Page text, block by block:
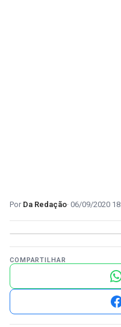
Da Redação 06/09/2020
COMPARTILHAR